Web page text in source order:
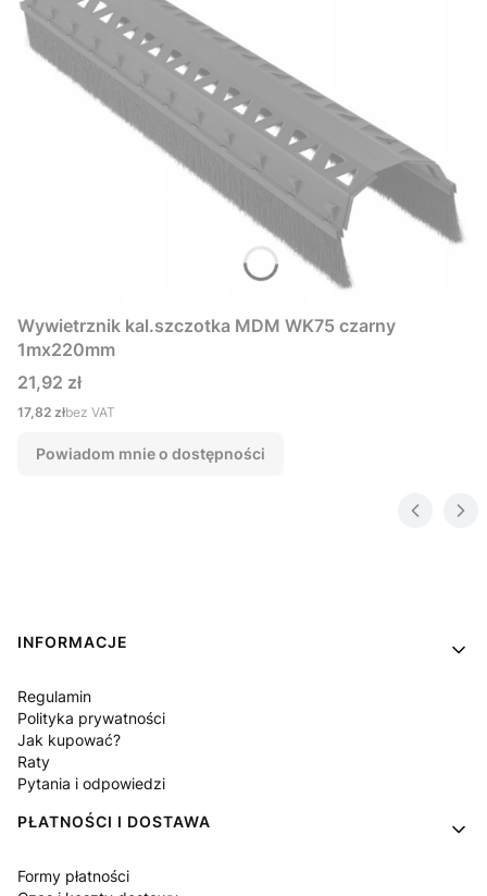
Wywietrznik kal.szczotka MDM WK75 czarny
1mx220mm
Cena
21,92 zł
Cena
17,82 złbez VAT
Powiadom mnie o dostępności
Linki w stopce
INFORMACJE
Regulamin
Polityka prywatności
Jak kupować?
Raty
Pytania i odpowiedzi
PŁATNOŚCI I DOSTAWA
Formy płatności